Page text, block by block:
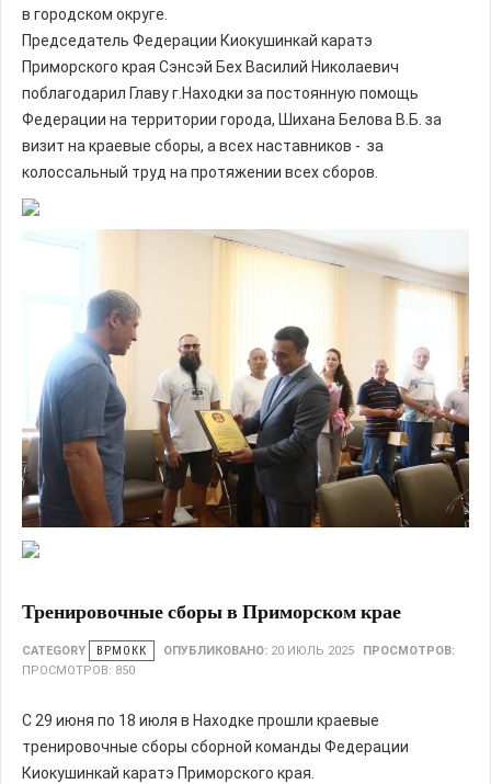
в городском округе.
Председатель Федерации Киокушинкай каратэ
Приморского края Сэнсэй Бех Василий Николаевич
поблагодарил Главу г.Находки за постоянную помощь
Федерации на территории города, Шихана Белова В.Б. за
визит на краевые сборы, а всех наставников - за
колоссальный труд на протяжении всех сборов.
Тренировочные сборы в Приморском крае
CATEGORY ВРМОКК ОПУБЛИКОВАНО: 20 ИЮЛЬ 2025
ПРОСМОТРОВ:
ПРОСМОТРОВ: 850
С 29 июня по 18 июля в Находке прошли краевые
тренировочные сборы сборной команды Федерации
Киокушинкай каратэ Приморского края.